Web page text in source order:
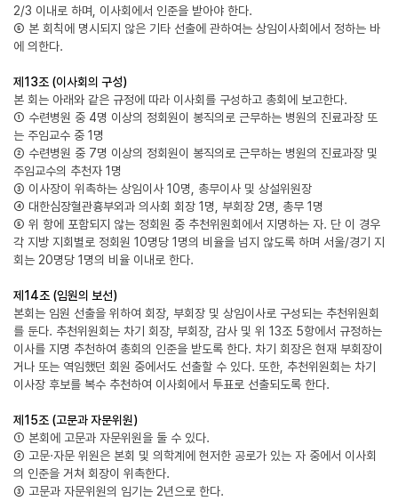
2/3 이내로 하며, 이사회에서 인준을 받아야 한다.
⑤ 본 회칙에 명시되지 않은 기타 선출에 관하여는 상임이사회에서 정하는 바
에 의한다.
제13조 (이사회의 구성)
본 회는 아래와 같은 규정에 따라 이사회를 구성하고 총회에 보고한다.
① 수련병원 중 4명 이상의 정회원이 봉직의로 근무하는 병원의 진료과장 또
는 주임교수 중 1명
② 수련병원 중 7명 이상의 정회원이 봉직의로 근무하는 병원의 진료과장 및
주임교수의 추천자 1명
③ 이사장이 위촉하는 상임이사 10명, 총무이사 및 상설위원장
④ 대한심장혈관흉부외과 의사회 회장 1명, 부회장 2명, 총무 1명
⑤ 위 항에 포함되지 않는 정회원 중 추천위원회에서 지명하는 자. 단 이 경우
각 지방 지회별로 정회원 10명당 1명의 비율을 넘지 않도록 하며 서울/경기 지
회는 20명당 1명의 비율 이내로 한다.
제14조 (임원의 보선)
본회는 임원 선출을 위하여 회장, 부회장 및 상임이사로 구성되는 추천위원회
를 둔다. 추천위원회는 차기 회장, 부회장, 감사 및 위 13조 5항에서 규정하는
이사를 지명 추천하여 총회의 인준을 받도록 한다. 차기 회장은 현재 부회장이
거나 또는 역임했던 회원 중에서도 선출할 수 있다. 또한, 추천위원회는 차기
이사장 후보를 복수 추천하여 이사회에서 투표로 선출되도록 한다.
제15조 (고문과 자문위원)
① 본회에 고문과 자문위원을 둘 수 있다.
② 고문·자문 위원은 본회 및 의학계에 현저한 공로가 있는 자 중에서 이사회
의 인준을 거쳐 회장이 위촉한다.
③ 고문과 자문위원의 임기는 2년으로 한다.